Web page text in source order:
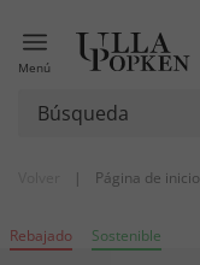
Menú
| Página de inicio
Rebajado Sostenible